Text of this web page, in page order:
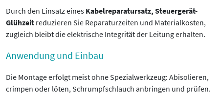
Durch den Einsatz eines Kabelreparatursatz, Steuergerät-
Glühzeit reduzieren Sie Reparaturzeiten und Materialkosten,
zugleich bleibt die elektrische Integrität der Leitung erhalten.
Anwendung und Einbau
Die Montage erfolgt meist ohne Spezialwerkzeug: Abisolieren,
crimpen oder löten, Schrumpfschlauch anbringen und prüfen.